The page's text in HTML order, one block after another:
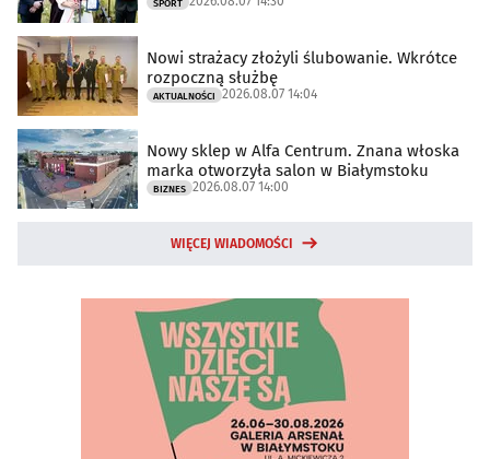
SPORT
Nowi strażacy złożyli ślubowanie. Wkrótce
rozpoczną służbę
AKTUALNOŚCI 2026.08.07 14:04
Nowy sklep w Alfa Centrum. Znana włoska
marka otworzyła salon w Białymstoku
BIZNES 2026.08.07 14:00
WIĘCEJ WIADOMOŚCI